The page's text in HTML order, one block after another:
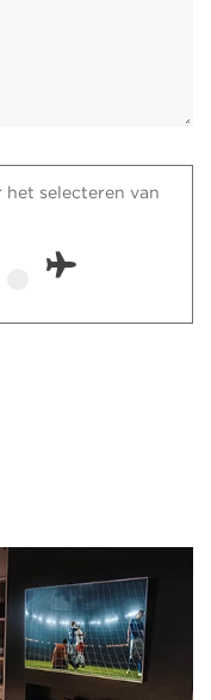
selecteren van